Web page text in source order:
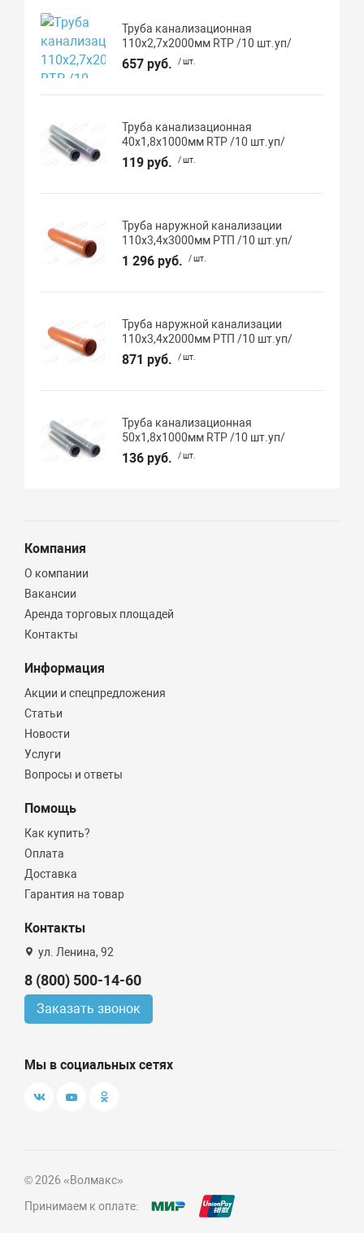
Труба канализационная
110х2,7х2000мм RTP /10 шт.уп/
657 руб. / шт.
Труба канализационная
40х1,8х1000мм RTP /10 шт.уп/
119 руб. / шт.
Труба наружной канализации
110х3,4х3000мм РТП /10 шт.уп/
1 296 руб. / шт.
Труба наружной канализации
110х3,4х2000мм РТП /10 шт.уп/
871 руб. / шт.
Труба канализационная
50х1,8х1000мм RTP /10 шт.уп/
136 руб. / шт.
Компания
О компании
Вакансии
Аренда торговых площадей
Контакты
Информация
Акции и спецпредложения
Статьи
Новости
Услуги
Вопросы и ответы
Помощь
Как купить?
Оплата
Доставка
Гарантия на товар
Контакты
ул. Ленина, 92
8 (800) 500-14-60
Заказать звонок
Мы в социальных сетях
© 2026 «Волмакс»
Принимаем к оплате: